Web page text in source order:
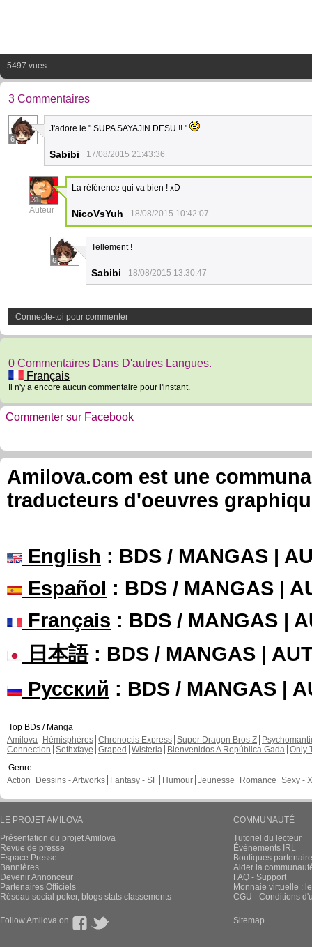
5497 vues
3 Commentaires
6
J'adore le " SUPA SAYAJIN DESU !! "
Sabibi 17/08/2015 21:43:36
31
Auteur
La référence qui va bien ! xD
NicoVsYuh 18/08/2015 10:42:07
6
Tellement !
Sabibi 18/08/2015 13:30:47
Connecte-toi pour commenter
0 Commentaires Dans D'autres Langues.
Français
Il n'y a encore aucun commentaire pour l'instant.
Commenter sur Facebook
Amilova.com est une
traducteurs d'oeuvres
English : BDS / MANGAS |
Español : BDS / MANGAS |
Français : BDS / MANGAS |
日本語: BDS / MANGAS |
Русский : BDS / MANGAS |
Top BDs / Manga
Amilova
Hémisphères Chronoctis Express Super Dragon Bros Z
Connection Sethxfaye Graped Wisteria Bienvenidos A República Gada Only
Genre
Action
Dessins - Artworks Fantasy - SF Humour Jeunesse Romance Sexy -
LE PROJET AMILOVA
Présentation du projet Amilova
Revue de presse
Espace Presse
Bannières
Devenir Annonceur
Partenaires Officiels
Réseau social poker, blogs stats classements
COMMUNAUTÉ
Tutoriel du lecteur
Évènements IRL
Boutiques
Aider la
FAQ - Support
Monnaie virtuelle :
CGU - Conditions
Follow Amilova on Sitemap